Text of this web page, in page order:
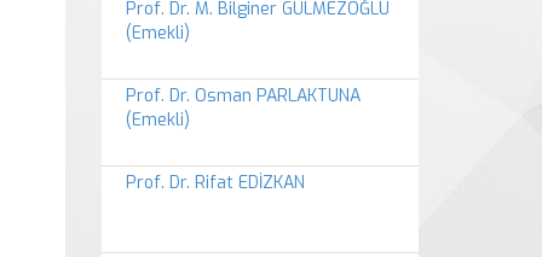
Prof. Dr. M. Bilginer GÜLMEZOĞLU
(Emekli)
Prof. Dr. Osman PARLAKTUNA
(Emekli)
Prof. Dr. Rifat EDİZKAN